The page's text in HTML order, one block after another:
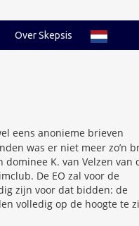
Over Skepsis
eens anonieme brieven
was er niet meer zo’n
K. van Velzen van
De EO zal voor de
zijn voor dat bidden: de
volledig op de hoogte te